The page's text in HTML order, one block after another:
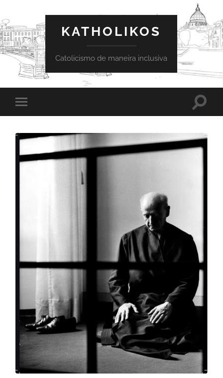
KATHOLIKOS
Catolicismo de maneira inclusiva
Toggle
mobile
Toggle